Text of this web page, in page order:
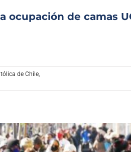
ocupación de camas
de Chile